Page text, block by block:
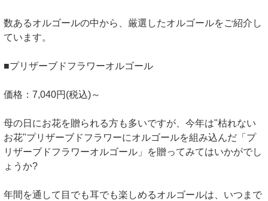
数あるオルゴールの中から、厳選したオルゴールをご紹介し
ています。
■プリザーブドフラワーオルゴール
価格：7,040円(税込)～
母の日にお花を贈られる方も多いですが、今年は"枯れない
お花"プリザーブドフラワーにオルゴールを組み込んだ「プ
リザーブドフラワーオルゴール」を贈ってみてはいかがでし
ょうか?
年間を通して目でも耳でも楽しめるオルゴールは、いつまで